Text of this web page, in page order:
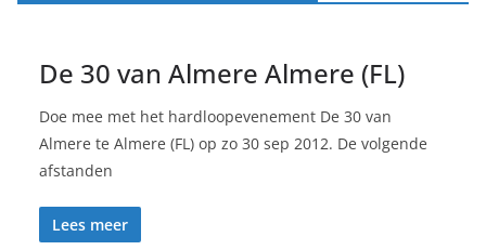
De 30 van Almere Almere (FL)
Doe mee met het hardloopevenement De 30 van
Almere te Almere (FL) op zo 30 sep 2012. De volgende
afstanden
Lees meer